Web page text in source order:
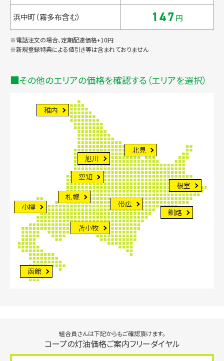
浜中町（霧多布含む） 147円
※電話注文の場合、定期配達価格+10円
※新規登録特典による値引き等は含まれておりません
その他のエリアの価格を確認する（エリアを選択）
札幌
小樽
苫小牧
旭川
空知
帯広
函館
釧路
北見
稚内
根室
組合員さんは下記からもご確認頂けます。
コープの灯油価格ご案内フリーダイヤル